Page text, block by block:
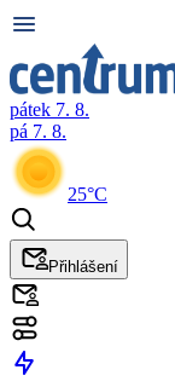
pátek 7. 8.
pá 7. 8.
25°C
Přihlášení